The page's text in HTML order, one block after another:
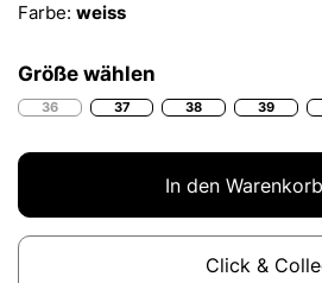
Farbe: weiss
Größe wählen
36 37 38 39
In den Warenkorb
Click &